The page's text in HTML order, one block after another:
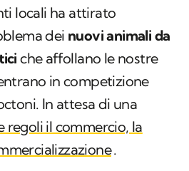
locali ha attirato
dei nuovi animali da
che affollano le nostre
in competizione
In attesa di una
regoli il commercio, la
.